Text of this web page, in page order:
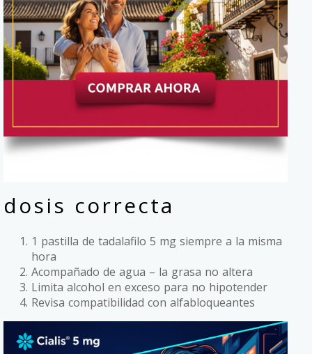
dosis correcta
1 pastilla de tadalafilo 5 mg siempre a la misma
hora
Acompañado de agua – la grasa no altera
Limita alcohol en exceso para no hipotender
Revisa compatibilidad con alfabloqueantes